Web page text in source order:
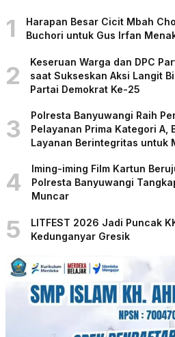
1
Harapan Besar Cicit Mbah
Buchori untuk Gus Irfan
2
Keseruan Warga dan DPC
saat Sukseskan Aksi Langit
Partai Demokrat Ke-25
3
Polresta Banyuwangi Raih
Pelayanan Prima Kategori A,
Layanan Berintegritas untuk
4
Iming-iming Film Kartun
Polresta Banyuwangi
Muncar
5
LITFEST 2026 Jadi Puncak
Kedunganyar Gresik